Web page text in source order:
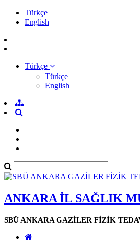
Türkçe
English
Türkçe
Türkçe
English
ANKARA İL SAĞLIK
SBÜ ANKARA GAZİLER FİZİK